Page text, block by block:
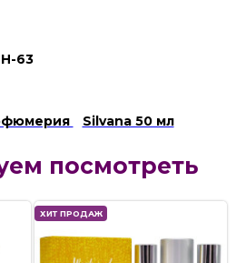
63
Silvana 50 мл
посмотреть
ХИТ ПРОДАЖ